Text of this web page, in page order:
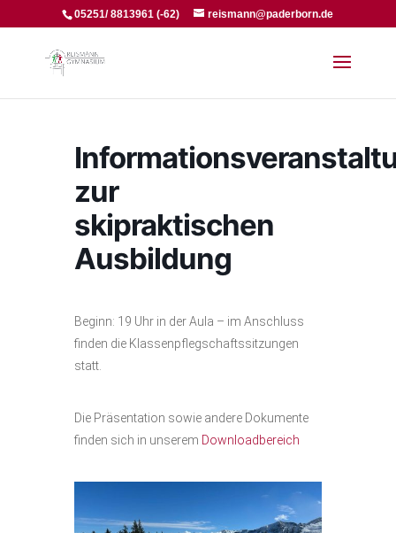
05251/ 8813961 (-62) reismann@paderborn.de
zur
skipraktischen
Ausbildung
Beginn: 19 Uhr in der Aula – im Anschluss
finden die Klassenpflegschaftssitzungen
statt.
Die Präsentation sowie andere Dokumente
finden sich in unserem Downloadbereich